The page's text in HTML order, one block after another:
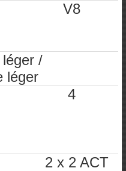
V8
/
léger
4
2 x 2 ACT